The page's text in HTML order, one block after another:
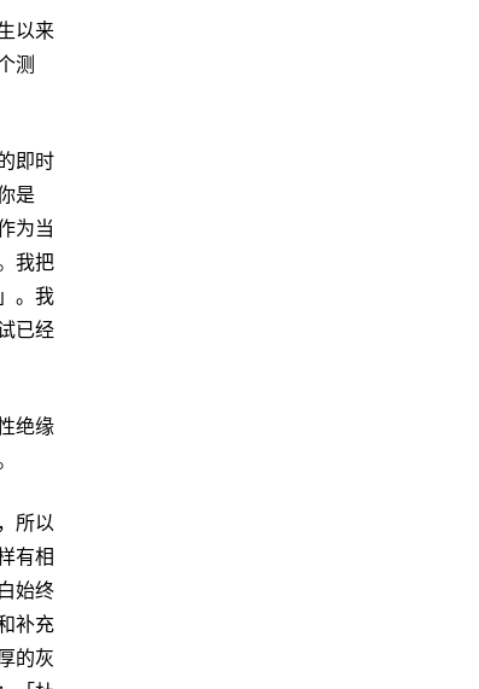
以来
测
即时
是
为当
我把
。我
已经
绝缘
所以
有相
始终
补充
的灰